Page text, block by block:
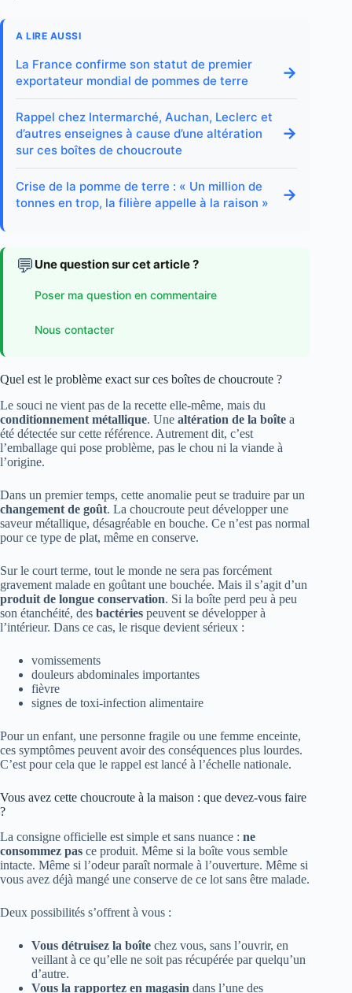
A LIRE AUSSI
La France confirme son statut de premier
exportateur mondial de pommes de terre
→
Rappel chez Intermarché, Auchan, Leclerc et
d’autres enseignes à cause d’une altération
sur ces boîtes de choucroute
→
Crise de la pomme de terre : « Un million de
tonnes en trop, la filière appelle à la raison »
→
💬 Une question sur cet article ?
Poser ma question en commentaire
Nous contacter
Quel est le problème exact sur ces boîtes de choucroute ?
Le souci ne vient pas de la recette elle-même, mais du
conditionnement métallique. Une altération de la boîte a
été détectée sur cette référence. Autrement dit, c’est
l’emballage qui pose problème, pas le chou ni la viande à
l’origine.
Dans un premier temps, cette anomalie peut se traduire par un
changement de goût. La choucroute peut développer une
saveur métallique, désagréable en bouche. Ce n’est pas normal
pour ce type de plat, même en conserve.
Sur le court terme, tout le monde ne sera pas forcément
gravement malade en goûtant une bouchée. Mais il s’agit d’un
produit de longue conservation. Si la boîte perd peu à peu
son étanchéité, des bactéries peuvent se développer à
l’intérieur. Dans ce cas, le risque devient sérieux :
vomissements
douleurs abdominales importantes
fièvre
signes de toxi-infection alimentaire
Pour un enfant, une personne fragile ou une femme enceinte,
ces symptômes peuvent avoir des conséquences plus lourdes.
C’est pour cela que le rappel est lancé à l’échelle nationale.
Vous avez cette choucroute à la maison : que devez-vous faire
?
La consigne officielle est simple et sans nuance : ne
consommez pas ce produit. Même si la boîte vous semble
intacte. Même si l’odeur paraît normale à l’ouverture. Même si
vous avez déjà mangé une conserve de ce lot sans être malade.
Deux possibilités s’offrent à vous :
Vous détruisez la boîte chez vous, sans l’ouvrir, en
veillant à ce qu’elle ne soit pas récupérée par quelqu’un
d’autre.
Vous la rapportez en magasin dans l’une des